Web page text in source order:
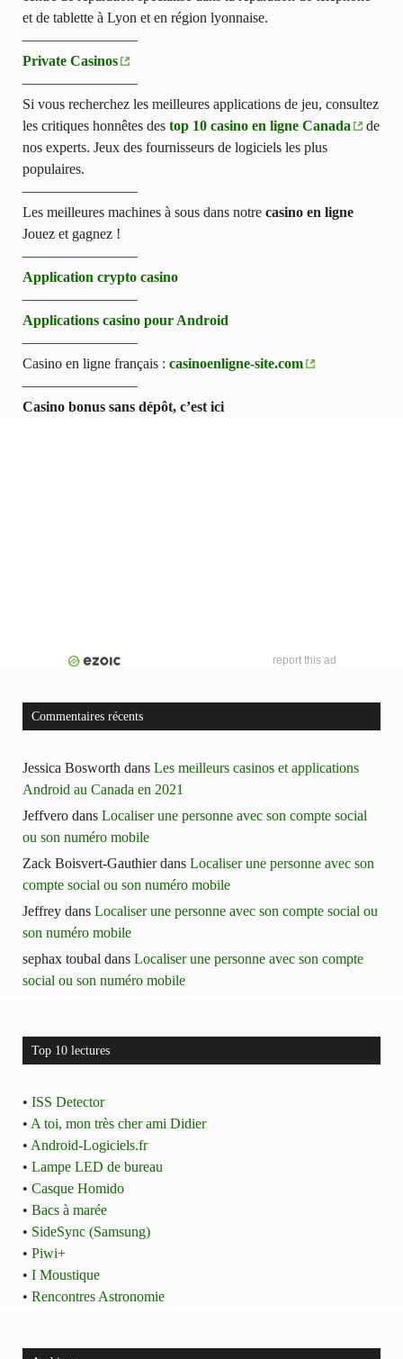
et de tablette à Lyon et en région lyonnaise.
————————
Private Casinos
————————
Si vous recherchez les meilleures applications de jeu, consultez
les critiques honnêtes des top 10 casino en ligne Canada
de
nos experts. Jeux des fournisseurs de logiciels les plus
populaires.
————————
Les meilleures machines à sous dans notre casino en ligne
Jouez et gagnez !
————————
Application crypto casino
————————
Applications casino pour Android
————————
Casino en ligne français : casinoenligne-site.com
————————
Casino bonus sans dépôt, c’est ici
report this ad
Commentaires récents
Jessica Bosworth dans Les meilleurs casinos et applications
Android au Canada en 2021
Jeffvero dans Localiser une personne avec son compte social
ou son numéro mobile
Zack Boisvert-Gauthierdans Localiser une personne avec son
compte social ou son numéro mobile
Jeffrey dans Localiser une personne avec son compte social ou
son numéro mobile
sephax toubal dans Localiser une personne avec son compte
social ou son numéro mobile
Top 10 lectures
• ISS Detector
• A toi, mon très cher ami Didier
• Android-Logiciels.fr
• Lampe LED de bureau
• Casque Homido
• Bacs à marée
• SideSync (Samsung)
• Piwi+
• I Moustique
• Rencontres Astronomie